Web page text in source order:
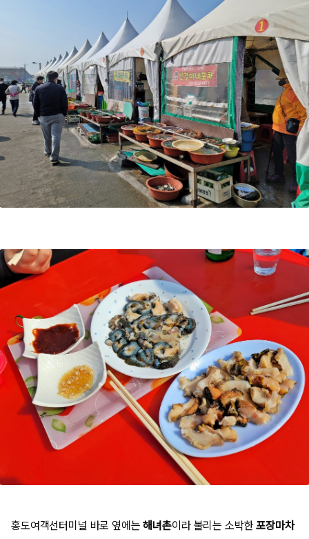
홍도여객선터미널 바로 옆에는해녀촌이라 불리는 소박한포장마차